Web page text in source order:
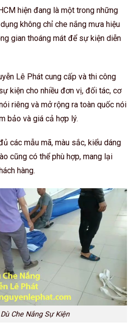
hiện đang là một trong những
không chỉ che nắng mưa hiệu
gian thoáng mát để sự kiện diễn
Lê Phát cung cấp và thi công
kiện cho nhiều đơn vị, đối tác, cơ
riêng và mở rộng ra toàn quốc nói
bảo và giá cả hợp lý.
các mẫu mã, màu sắc, kiểu dáng
cũng có thể phù hợp, mang lại
hàng.
Che Nắng Sự Kiện